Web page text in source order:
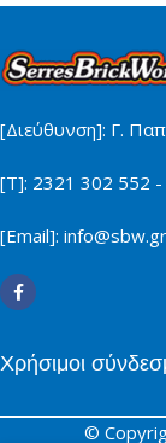
[Διεύθυνση]: Γ.
[Τ]: 2321 302 552
[Email]: info@sbw.gr
Χρήσιμοι
©